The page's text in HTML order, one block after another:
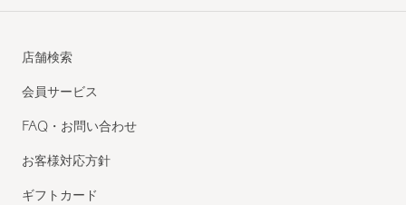
店舗検索
会員サービス
FAQ・お問い合わせ
お客様対応方針
ギフトカード